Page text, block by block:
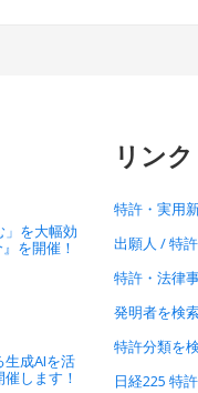
」を大幅効
を開催！
生成AIを活
します！
リンク
特許・実用
出願人 / 特
特許・法律
発明者を検
特許分類を
日経225 特